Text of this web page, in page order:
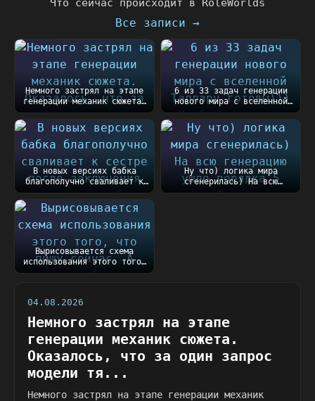
Что сейчас происходит в RoleWorlds
Все записи →
Немного застрял на этапе
генерации механик сюжета.
Оказалось, чт...
6 из 33 задач генерации
нового мира с вселенной
Таллару готовы))...
В новых версиях бабка
благополучно сваливает к
сестре после закл...
Ну что) логика мира
сгенерилась) На всю
генерацию ушло порядка
Вырисовывается схема
использования этого того,
что пишу сейчас....
04.08.2026
Немного застрял на этапе
генерации механик сюжета.
Оказалось, что за один запрос
модели тя...
Немного застрял на этапе генерации механик